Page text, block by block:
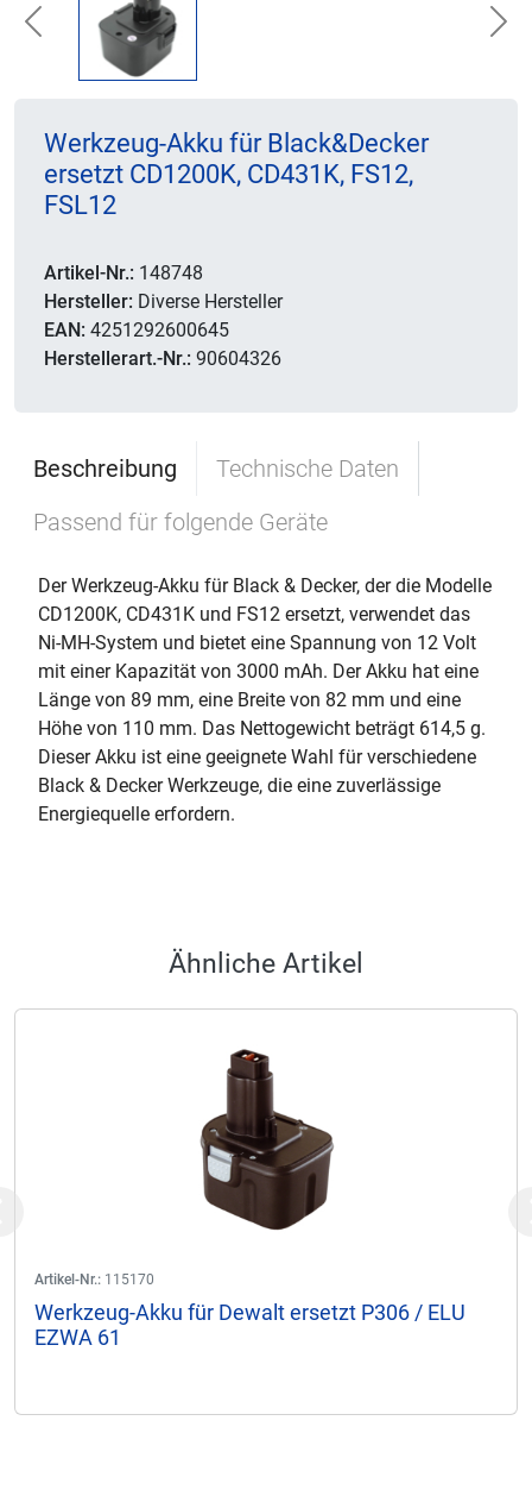
Previous
Werkzeug-Akku für Black&Decker
ersetzt CD1200K, CD431K, FS12,
FSL12
Artikel-Nr.: 148748
Hersteller: Diverse Hersteller
EAN: 4251292600645
Herstellerart.-Nr.: 90604326
Beschreibung
Technische Daten
Passend für folgende Geräte
Der Werkzeug-Akku für Black & Decker, der die Modelle
CD1200K, CD431K und FS12 ersetzt, verwendet das
Ni-MH-System und bietet eine Spannung von 12 Volt
mit einer Kapazität von 3000 mAh. Der Akku hat eine
Länge von 89 mm, eine Breite von 82 mm und eine
Höhe von 110 mm. Das Nettogewicht beträgt 614,5 g.
Dieser Akku ist eine geeignete Wahl für verschiedene
Black & Decker Werkzeuge, die eine zuverlässige
Energiequelle erfordern.
Ähnliche Artikel
Artikel-Nr.: 115170
Werkzeug-Akku für Dewalt ersetzt P306 / ELU
EZWA 61